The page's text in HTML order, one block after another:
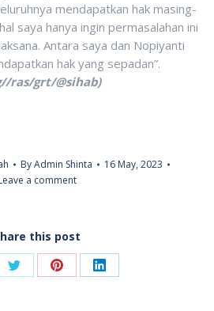
mendapatkan hak masing-
saya hanya ingin permasalahan ini
Antara saya dan Nopiyanti
hak yang sepadan”.
ras/grt/@sihab)
ByAdmin Shinta
16 May, 2023
a comment
this post
Share Share Share